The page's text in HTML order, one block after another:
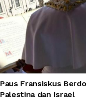
Paus Fransiskus
Palestina dan Israel